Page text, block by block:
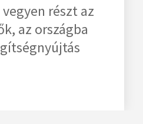
részt az
az országba